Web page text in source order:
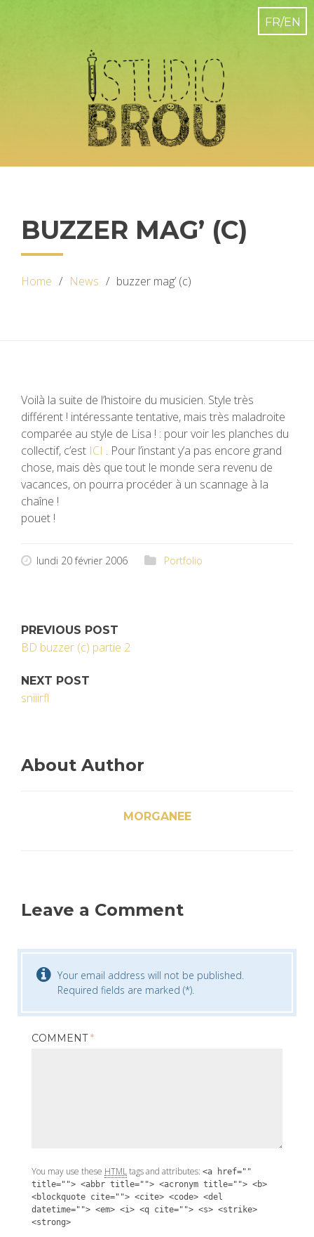
BUZZER MAG’ (C)
Home News buzzer mag’ (c)
Voilà la suite de l’histoire du musicien. Style très
différent ! intéressante tentative, mais très maladroite
comparée au style de Lisa ! : pour voir les planches du
collectif, c’est ICI . Pour l’instant y’a pas encore grand
chose, mais dès que tout le monde sera revenu de
vacances, on pourra procéder à un scannage à la
chaîne !
pouet !
lundi 20 février 2006 Portfolio
PREVIOUS POST
BD buzzer (c) partie 2
NEXT POST
sniiirfl
About Author
MORGANEE
Leave a Comment
Your email address will not be published.
Required fields are marked (*).
COMMENT*
You may use these HTMLtags and attributes: <a href=""
title=""> <abbr title=""> <acronym title=""> <b>
<blockquote cite=""> <cite> <code> <del
datetime=""> <em> <i> <q cite=""> <s> <strike>
<strong>